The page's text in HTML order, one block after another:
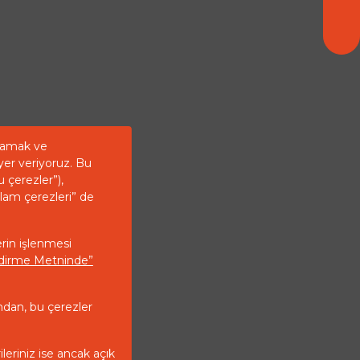
ve
veriyoruz. Bu
çerezler”),
çerezleri” de
işlenmesi
Metninde”
bu çerezler
ise ancak açık